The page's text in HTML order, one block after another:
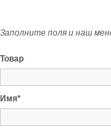
Заполните поля и наш
Товар
Имя*